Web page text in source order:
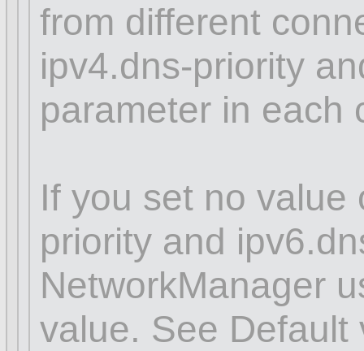
from different
ipv4.dns-priority
parameter in each
If you set no value
priority and
NetworkManager
value. See Default